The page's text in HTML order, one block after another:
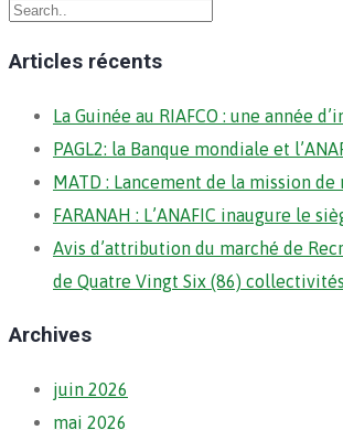
Articles récents
La Guinée au RIAFCO : une année
PAGL2: la Banque mondiale et
MATD : Lancement de la mission de
FARANAH : L’ANAFIC inaugure le
Avis d’attribution du marché de
de Quatre Vingt Six (86)
Archives
juin 2026
mai 2026